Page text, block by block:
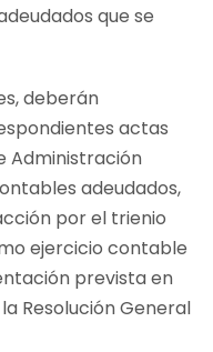
que se
deberán
actas
Administración
adeudados,
por el trienio
ejercicio contable
prevista en
Resolución General